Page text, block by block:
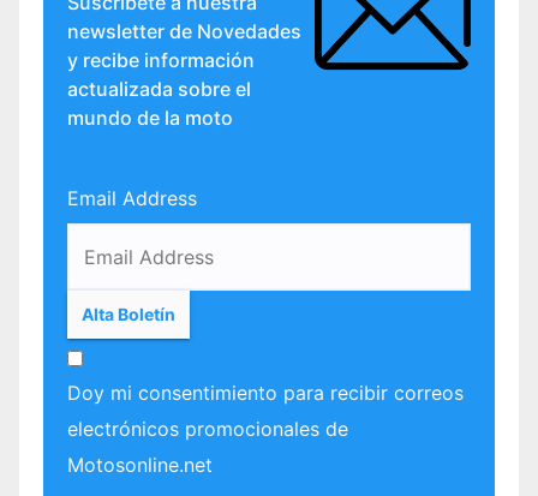
newsletter de Novedades
y recibe información
actualizada sobre el
mundo de la moto
Email Address
Doy mi consentimiento para recibir correos
electrónicos promocionales de
Motosonline.net